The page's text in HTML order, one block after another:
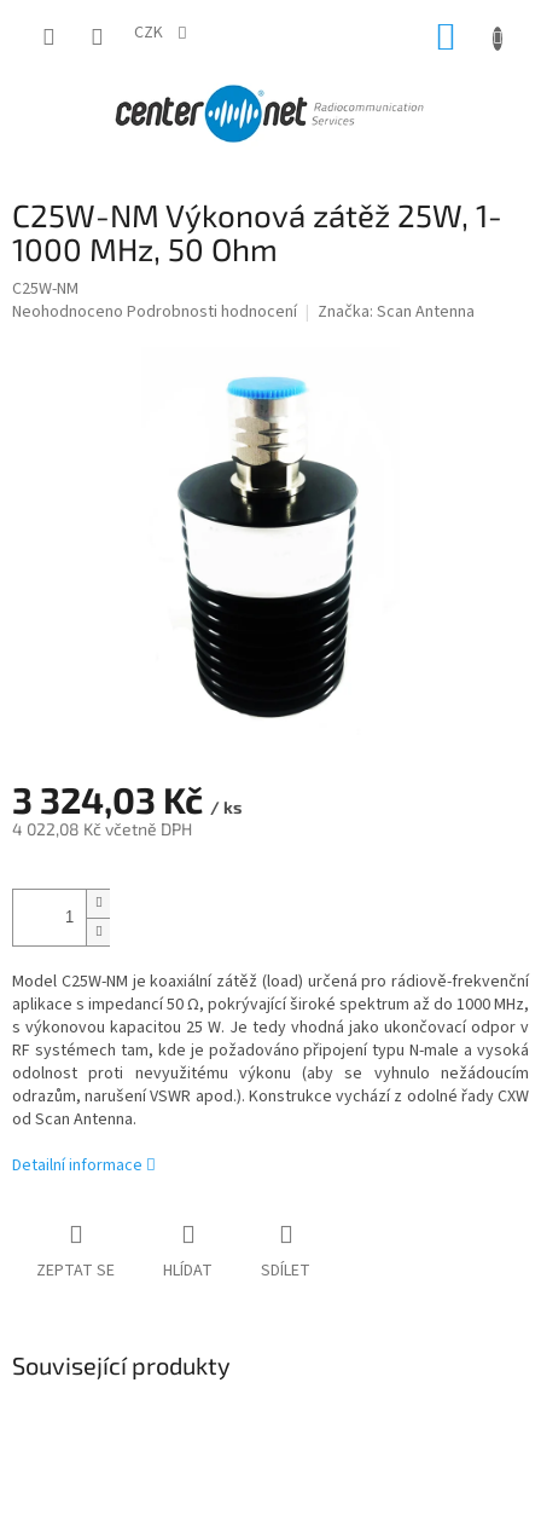
CZK
C25W-NM Výkonová zátěž 25W, 1-
1000 MHz, 50 Ohm
C25W-NM
Průměrné
Neohodnoceno Podrobnosti hodnocení Značka: Scan Antenna
3 324,03 Kč / ks
4 022,08 Kč včetně DPH
cena:
Model C25W-NM je koaxiální zátěž (load) určená pro rádiově-frekvenční
aplikace s impedancí 50 Ω, pokrývající široké spektrum až do 1000 MHz,
s výkonovou kapacitou 25 W. Je tedy vhodná jako ukončovací odpor v
RF systémech tam, kde je požadováno připojení typu N-male a vysoká
odolnost proti nevyužitému výkonu (aby se vyhnulo nežádoucím
odrazům, narušení VSWR apod.). Konstrukce vychází z odolné řady CXW
od Scan Antenna.
Detailní informace
ZEPTAT SE HLÍDAT SDÍLET
Související produkty